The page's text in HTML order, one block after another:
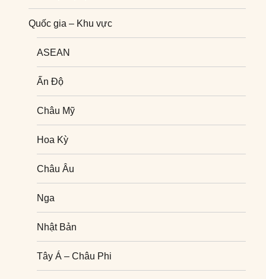
Quốc gia – Khu vực
ASEAN
Ấn Độ
Châu Mỹ
Hoa Kỳ
Châu Âu
Nga
Nhật Bản
Tây Á – Châu Phi